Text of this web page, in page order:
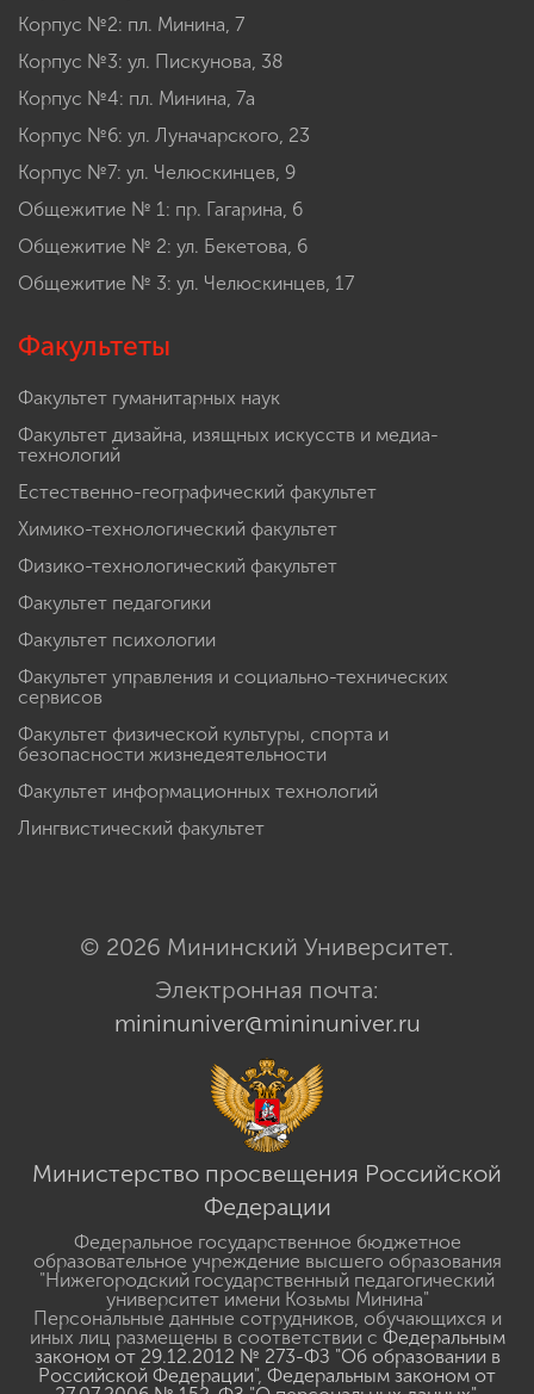
Корпус №2: пл. Минина, 7
Корпус №3: ул. Пискунова, 38
Корпус №4: пл. Минина, 7а
Корпус №6: ул. Луначарского, 23
Корпус №7: ул. Челюскинцев, 9
Общежитие № 1: пр. Гагарина, 6
Общежитие № 2: ул. Бекетова, 6
Общежитие № 3: ул. Челюскинцев, 17
Факультеты
Факультет гуманитарных наук
Факультет дизайна, изящных искусств и медиа-
технологий
Естественно-географический факультет
Химико-технологический факультет
Физико-технологический факультет
Факультет педагогики
Факультет психологии
Факультет управления и социально-технических
сервисов
Факультет физической культуры, спорта и
безопасности жизнедеятельности
Факультет информационных технологий
Лингвистический факультет
© 2026 Мининский Университет.
Электронная почта:
mininuniver@mininuniver.ru
Министерство просвещения Российской
Федерации
Федеральное государственное бюджетное
образовательное учреждение высшего образования
"Нижегородский государственный педагогический
университет имени Козьмы Минина"
Персональные данные сотрудников, обучающихся и
иных лиц размещены в соответствии с Федеральным
законом от 29.12.2012 № 273-ФЗ "Об образовании в
Российской Федерации", Федеральным законом от